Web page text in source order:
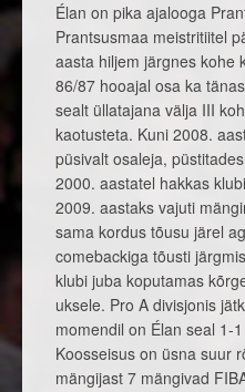
Élan on pika ajalooga
Prantsusmaa meistritiitel
aasta hiljem järgnes kohe
86/87 hooajal osa ka
sealt üllatajana välja III
kaotusteta. Kuni 2008.
püsivalt osaleja,
2000. aastatel hakkas
2009. aastaks vajuti
sama kordus tõusu järel
comebackiga tõusti
klubi juba koputamas
uksele. Pro A divisjonis
momendil on Élan seal 1-
Koosseisus on üsna suur
mängijast 7 mängivad